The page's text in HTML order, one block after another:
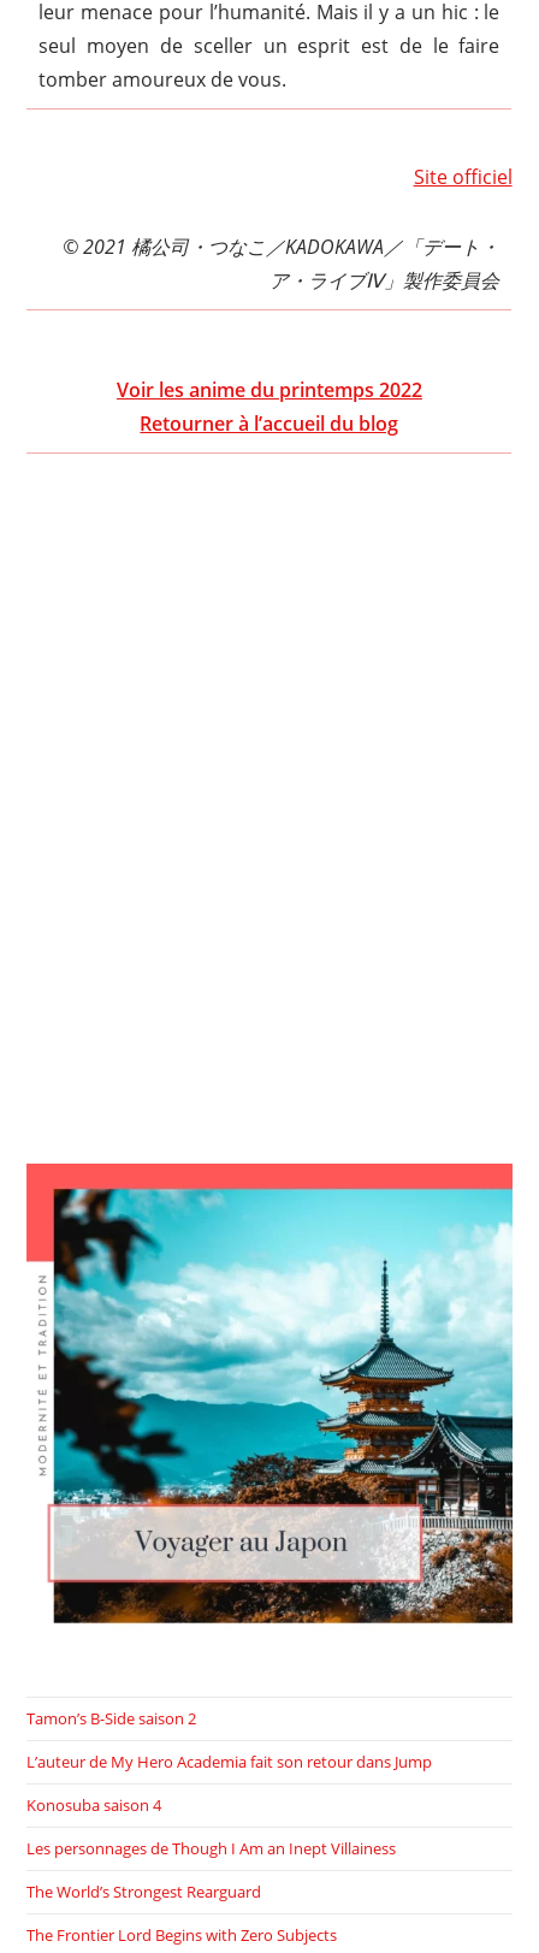
leur menace pour l’humanité. Mais il y a un hic : le
seul moyen de sceller un esprit est de le faire
tomber amoureux de vous.
Site officiel
© 2021 橘公司・つなこ／KADOKAWA／「デート・
ア・ライブⅣ」製作委員会
Voir les anime du printemps 2022
Retourner à l’accueil du blog
Tamon’s B-Side saison 2
L’auteur de My Hero Academia fait son retour dans Jump
Konosuba saison 4
Les personnages de Though I Am an Inept Villainess
The World’s Strongest Rearguard
The Frontier Lord Begins with Zero Subjects